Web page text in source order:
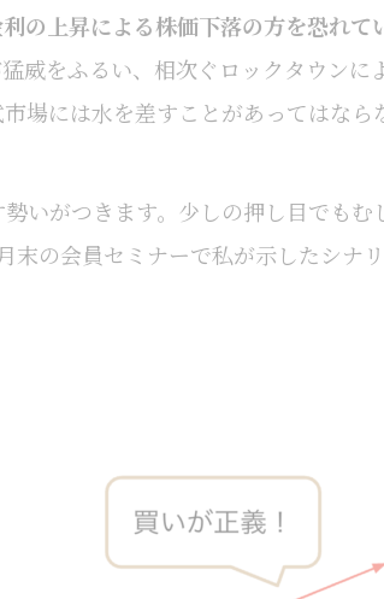
の上昇による株価下落の方を恐れて
威をふるい、相次ぐロックタウンに
場には水を差すことがあってはなら
いがつきます。少しの押し目でもむ
の会員セミナーで私が示したシナリ